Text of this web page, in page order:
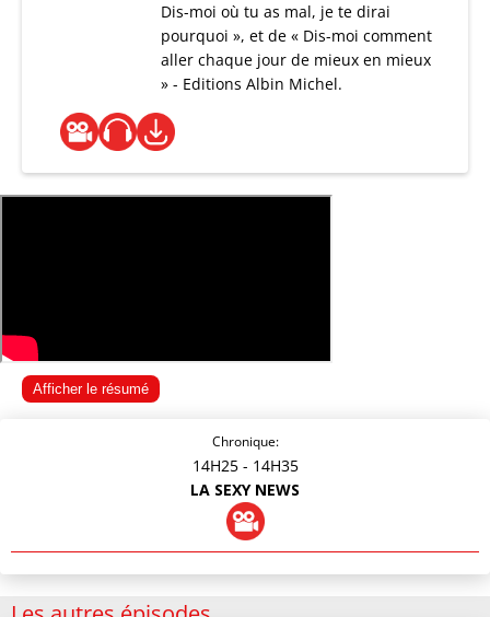
Dis-moi où tu as mal, je te dirai
pourquoi », et de « Dis-moi comment
aller chaque jour de mieux en mieux
» - Editions Albin Michel.
Afficher le résumé
Chronique:
14H25 - 14H35
LA SEXY NEWS